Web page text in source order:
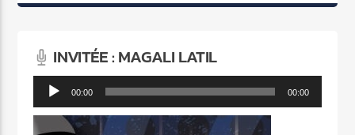
INVITÉE : MAGALI LATIL
Lecteur 00:00 00:00